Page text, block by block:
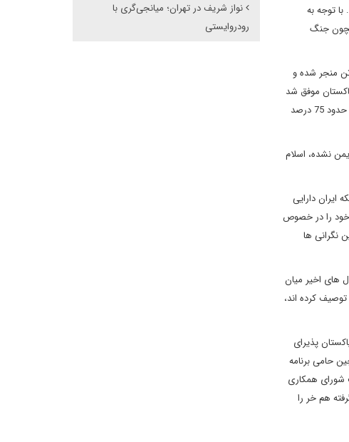
توجه به
جنگ
منجر شده و
موفق شد
به جنگ درون خاک خود تمرکز کند. تلفات غیرنظامیان از سال 2013 تا پایان سال 2016 تا 80 درصد کاهش و جنگ های فرقه ای نیز در دوره مشابه حدود 75 درصد
نشده، اسلام
ایران دارایی
خود را در خصوص
نگرانی ها
های اخیر میان
کرده اند،
پذیرای
حامی برنامه
شورای همکاری
هم خر را
نواز شریف در تهران؛ میانجی‌گری با
رودروایستی